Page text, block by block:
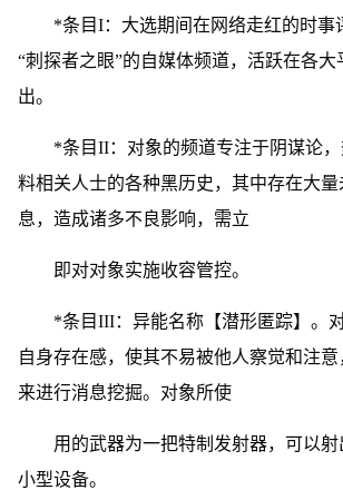
*条目I：大选期间在网络走红的时事
“刺探者之眼”的自媒体频道，活跃在各
出。
*条目II：对象的频道专注于阴谋论
料相关人士的各种黑历史，其中存在大
息，造成诸多不良影响，需立
即对对象实施收容管控。
*条目III：异能名称【潜形匿踪】。
自身存在感，使其不易被他人察觉和注意
来进行消息挖掘。对象所使
用的武器为一把特制发射器，可以
小型设备。